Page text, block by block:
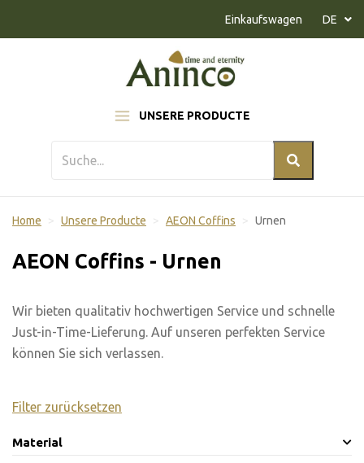
UNSERE PRODUCTE
Einkaufswagen DE
Home Unsere Producte AEON Coffins Urnen
AEON Coffins - Urnen
Wir bieten qualitativ hochwertigen Service und schnelle
Just-in-Time-Lieferung. Auf unseren perfekten Service
können Sie sich verlassen.
Filter zurücksetzen
Material